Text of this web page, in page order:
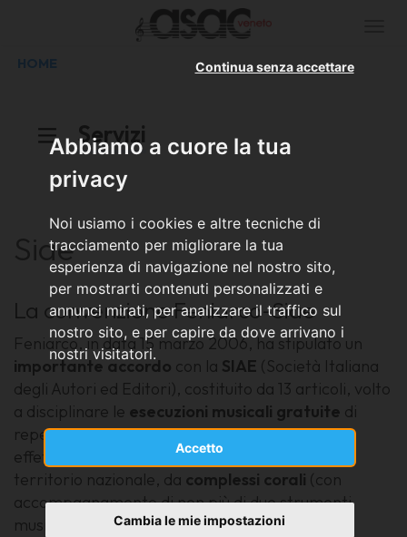
Abbiamo a cuore la tua
privacy
Noi usiamo i cookies e altre tecniche di
tracciamento per migliorare la tua
esperienza di navigazione nel nostro sito,
per mostrarti contenuti personalizzati e
annunci mirati, per analizzare il traffico sul
nostro sito, e per capire da dove arrivano i
nostri visitatori.
Accetto
Continua senza accettare
Cambia le mie impostazioni
HOME
Servizi
Siae
La convenzione Feniarco-Siae
Feniarco, in data 15 marzo 2006, ha stipulato un
importante accordo con la SIAE (Società Italiana
degli Autori ed Editori), costituito da 13 articoli, volto
a disciplinare le esecuzioni musicali gratuite di
repertorio amministrato dalla Sezione Musica
effettuate con esibizioni "dal vivo", su tutto il
territorio nazionale, da complessi corali (con
accompagnamento di non più di due strumenti
musicali)
aderenti a Feniarco.